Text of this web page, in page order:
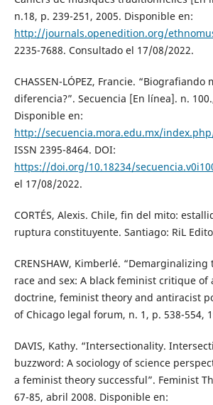
n.18, p. 239-251, 2005. Disponible en:
http://journals.openedition.org/
2235-7688. Consultado el 17/08/2022.
CHASSEN-LÓPEZ, Francie. “Biografiando
diferencia?”. Secuencia [En línea]. n.
Disponible en:
http://secuencia.mora.edu.mx/
ISSN 2395-8464. DOI:
https://doi.org/10.18234/
el 17/08/2022.
CORTÉS, Alexis. Chile, fin del mito:
ruptura constituyente. Santiago: RiL
CRENSHAW, Kimberlé.
race and sex: A black feminist critique
doctrine, feminist theory and antiracist
of Chicago legal forum, n. 1, p. 538-554,
DAVIS, Kathy. “Intersectionality.
buzzword: A sociology of science
a feminist theory successful”. Feminist
67-85, abril 2008. Disponible en: